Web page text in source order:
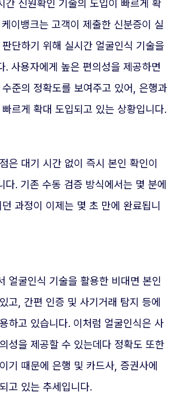
간 신원확인 기술의 도입이 빠르게 확
이뱅크는 고객이 제출한 신분증이 실
단하기 위해 실시간 얼굴인식 기술을
. 사용자에게 높은 편의성을 제공하면
준의 정확도를 보여주고 있어, 은행과
르게 확대 도입되고 있는 상황입니다.
은 대기 시간 없이 즉시 본인 확인이
다. 기존 수동 검증 방식에서는 몇 분에
과정이 이제는 몇 초 만에 완료됩니
얼굴인식 기술을 활용한 비대면 본인
고, 간편 인증 및 사기거래 탐지 등에
하고 있습니다. 이처럼 얼굴인식은 사
성을 제공할 수 있는데다 정확도 또한
기 때문에 은행 및 카드사, 증권사에
고 있는 추세입니다.